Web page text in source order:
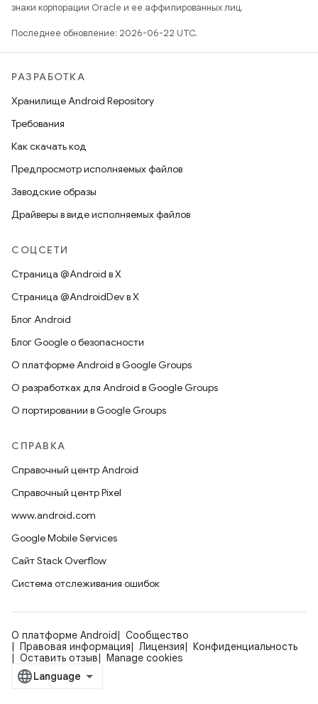
знаки корпорации Oracle и ее аффилированных лиц.
Последнее обновление: 2026-06-22 UTC.
РАЗРАБОТКА
Хранилище Android Repository
Требования
Как скачать код
Предпросмотр исполняемых файлов
Заводские образы
Драйверы в виде исполняемых файлов
СОЦСЕТИ
Страница @Android в X
Страница @AndroidDev в X
Блог Android
Блог Google о безопасности
О платформе Android в Google Groups
О разработках для Android в Google Groups
О портировании в Google Groups
СПРАВКА
Справочный центр Android
Справочный центр Pixel
www.android.com
Google Mobile Services
Сайт Stack Overflow
Система отслеживания ошибок
О платформе Android
Сообщество
Правовая информация
Лицензия
Конфиденциальность
Оставить отзыв
Manage cookies